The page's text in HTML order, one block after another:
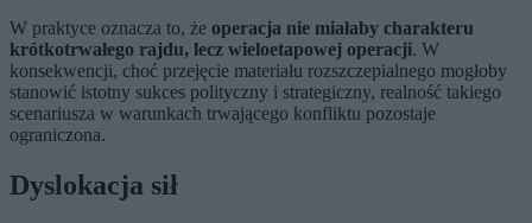
W praktyce oznacza to, że operacja nie miałaby charakteru
krótkotrwałego rajdu, lecz wieloetapowej operacji. W
konsekwencji, choć przejęcie materiału rozszczepialnego mogłoby
stanowić istotny sukces polityczny i strategiczny, realność takiego
scenariusza w warunkach trwającego konfliktu pozostaje
ograniczona.
Dyslokacja sił